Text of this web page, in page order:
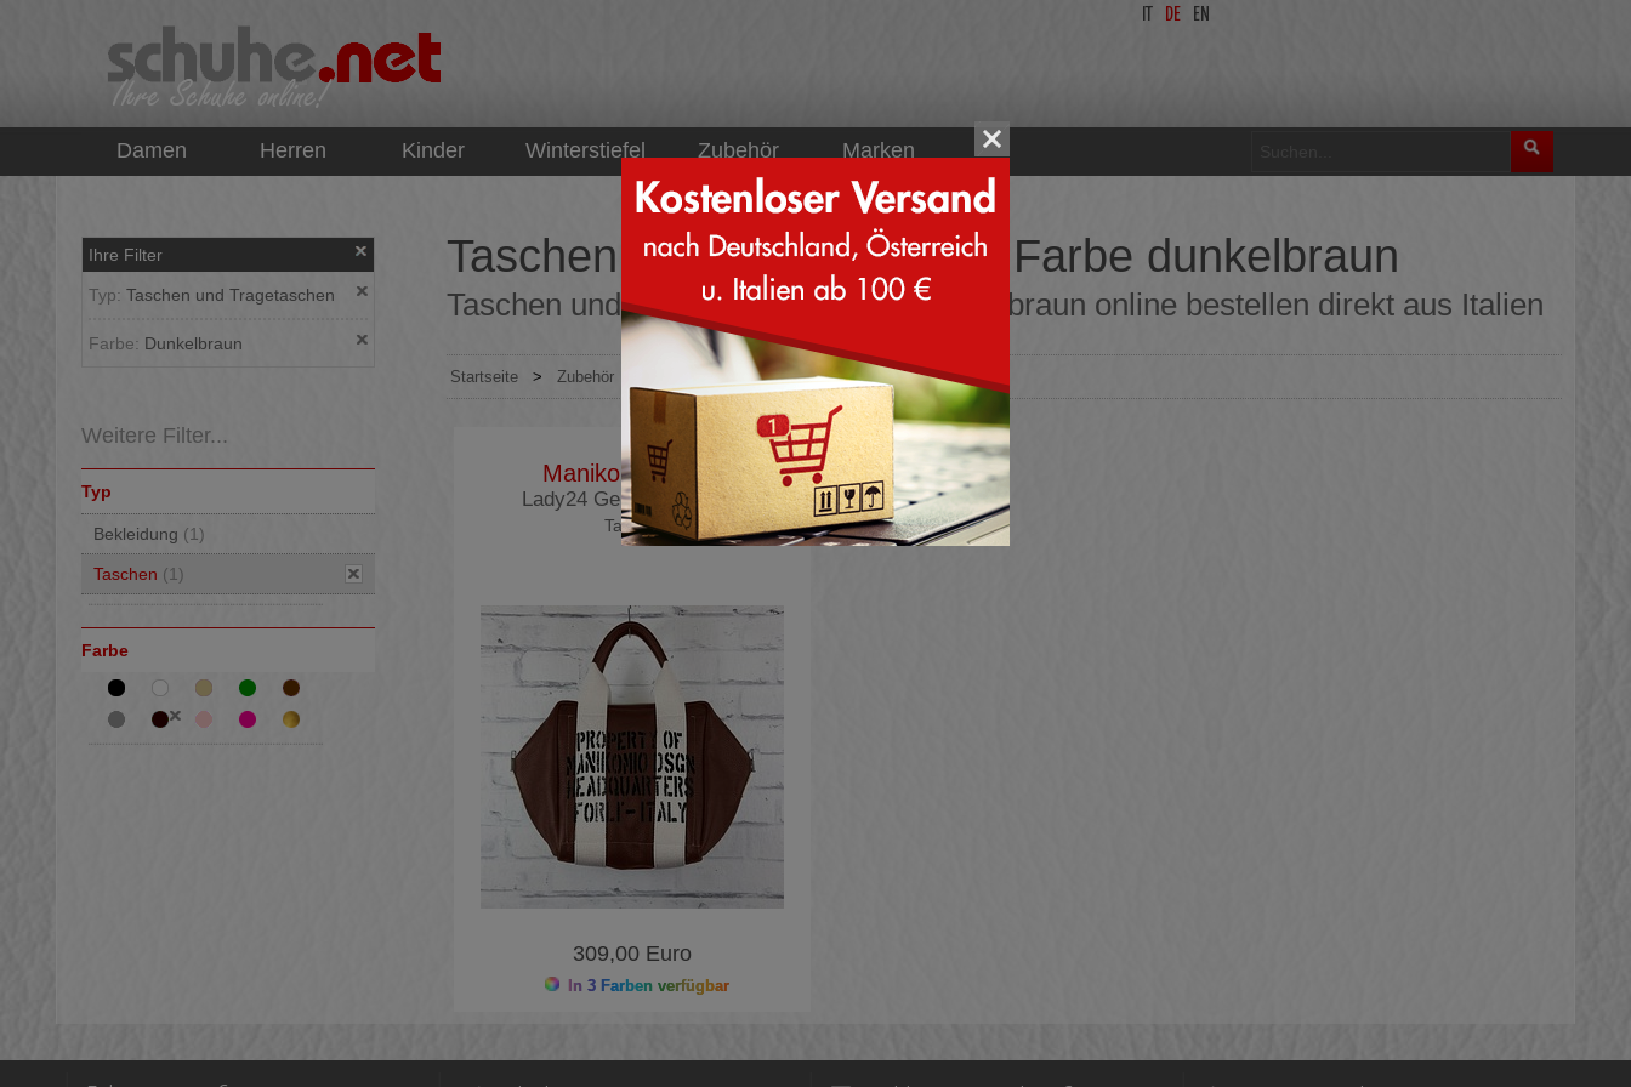
DE EN
Damen Herren Kinder Winterstiefel Zubehör Marken
Ihre Filter
Typ: Taschen und Tragetaschen
Farbe: Dunkelbraun
Weitere Filter...
Typ
Bekleidung (1)
Taschen (1)
Farbe
Taschen und Tragetaschen Farbe dunkelbraun
Taschen und Tragetaschen Farbe dunkelbraun online bestellen direkt aus Italien
Startseite > Zubehör Taschen
Manikomio Dsgn
Lady24 Genuine Leather
Tasche
309,00 Euro
In 3 Farben verfügbar